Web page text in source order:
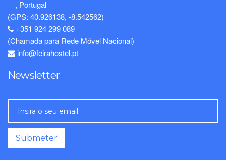
, Portugal
(GPS: 40.926138, -8.542562)
+351 924 299 089
(Chamada para Rede Móvel Nacional)
info@feirahostel.pt
Newsletter